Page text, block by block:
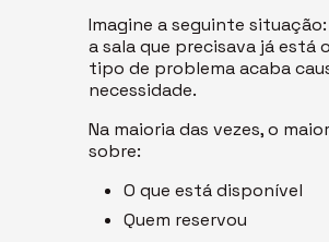
Imagine a seguinte
a sala que precisava já está
tipo de problema acaba
necessidade.
Na maioria das vezes, o
sobre:
O que está disponível
Quem reservou